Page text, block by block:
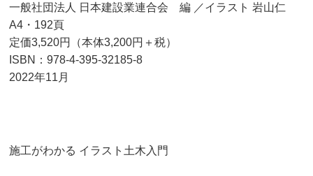
一般社団法人 日本建設業連合会 編 ／イラスト 岩山仁
A4・192頁
定価3,520円（本体3,200円＋税）
ISBN：978-4-395-32185-8
2022年11月
施工がわかる イラスト土木入門